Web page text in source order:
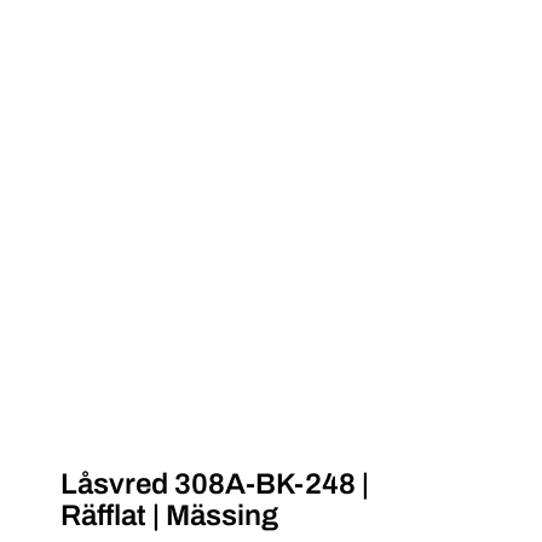
Låsvred 308A-BK-248 |
Räfflat | Mässing